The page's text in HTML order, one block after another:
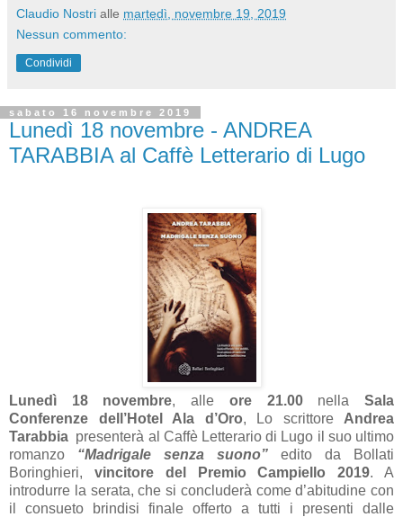
Claudio Nostri alle martedì, novembre 19, 2019
Nessun commento:
Condividi
sabato 16 novembre 2019
Lunedì 18 novembre - ANDREA
TARABBIA al Caffè Letterario di Lugo
Lunedì 18 novembre, alle ore 21.00nellaSala
Conferenze dell’Hotel Ala d’Oro, Lo scrittore Andrea
Tarabbia presenterà al Caffè Letterario di Lugo il suo ultimo
romanzo “Madrigale senza suono” edito da Bollati
Boringhieri, vincitore del Premio Campiello 2019. A
introdurre la serata, che si concluderà come d’abitudine con
il consueto brindisi finale offerto a tutti i presenti dalle